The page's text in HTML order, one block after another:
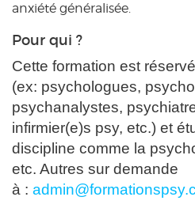
anxiété généralisée.
Pour qui ?
Cette formation est
(ex: psychologues,
psychanalystes,
infirmier(e)s psy, etc.) et
discipline comme la
etc. Autres sur demande
à :